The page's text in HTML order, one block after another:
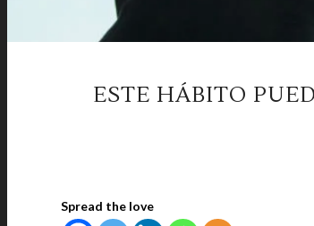
ESTE HÁBITO
Spread the love